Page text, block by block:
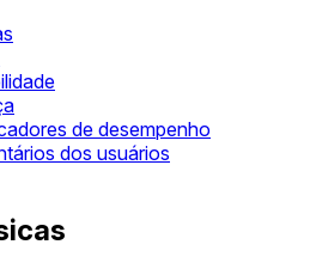
de desempenho
dos usuários